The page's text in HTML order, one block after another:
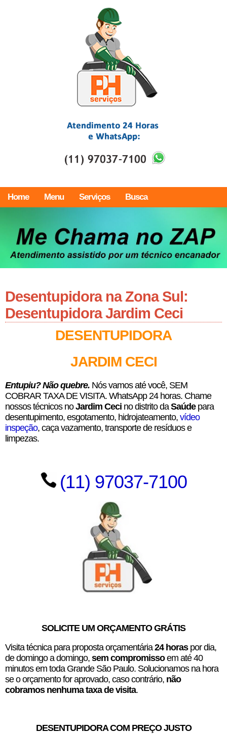
Home Menu Serviços Busca
Desentupidora na Zona Sul:
Desentupidora Jardim Ceci
DESENTUPIDORA
JARDIM CECI
Entupiu? Não quebre. Nós vamos até você, SEM
COBRAR TAXA DE VISITA. WhatsApp 24 horas. Chame
nossos técnicos noJardim Ceci no distrito daSaúde para
desentupimento, esgotamento, hidrojateamento, vídeo
inspeção, caça vazamento, transporte de resíduos e
limpezas.
(11) 97037-7100
SOLICITE UM ORÇAMENTO GRÁTIS
Visita técnica para proposta orçamentária24 horaspor dia,
de domingo a domingo, sem compromissoem até 40
minutos em toda Grande São Paulo. Solucionamos na hora
se o orçamento for aprovado, caso contrário, não
cobramos nenhuma taxa de visita.
DESENTUPIDORA COM PREÇO JUSTO